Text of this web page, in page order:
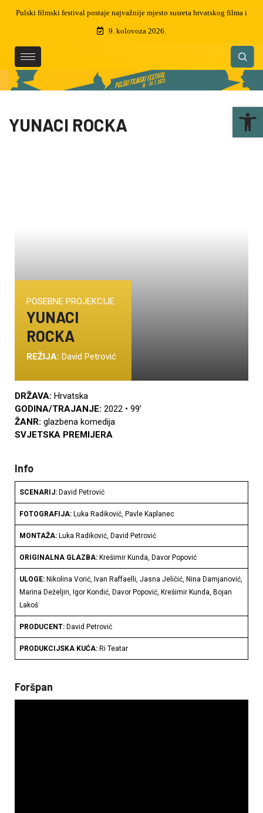
Preminuo je Martin Semenčić, filmski montažer i dizajner zvuka, dobitnik
čak 5 zlatnih arena
9. kolovoza 2026.
YUNACI ROCKA
POSEBNE PROJEKCIJE
YUNACI
ROCKA
REŽIJA: David Petrović
DRŽAVA: Hrvatska
GODINA/TRAJANJE: 2022 • 99’
ŽANR: glazbena komedija
SVJETSKA PREMIJERA
Info
SCENARIJ: David Petrović
FOTOGRAFIJA: Luka Radiković, Pavle Kaplanec
MONTAŽA: Luka Radiković, David Petrović
ORIGINALNA GLAZBA: Krešimir Kunda, Davor Popović
ULOGE: Nikolina Vorić, Ivan Raffaelli, Jasna Jeličić, Nina Damjanović,
Marina Deželjin, Igor Kondić, Davor Popović, Krešimir Kunda, Bojan
Lakoš
PRODUCENT: David Petrović
PRODUKCIJSKA KUĆA: Ri Teatar
Foršpan